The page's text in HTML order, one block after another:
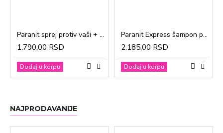
Paranit sprej protiv vaši + češalj 100ml
1.790,00 RSD
Dodaj u korpu
Paranit Express šampon protiv vaši + češalj 200ml
2.185,00 RSD
Dodaj u korpu
NAJPRODAVANIJE